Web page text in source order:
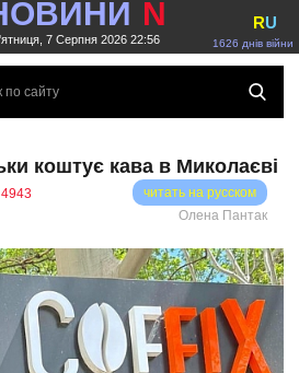
N
7 Серпня 2026 22:56 1626 днів війни
RU
коштує кава в Миколаєві
4943
читать на русском
Олена Пантак